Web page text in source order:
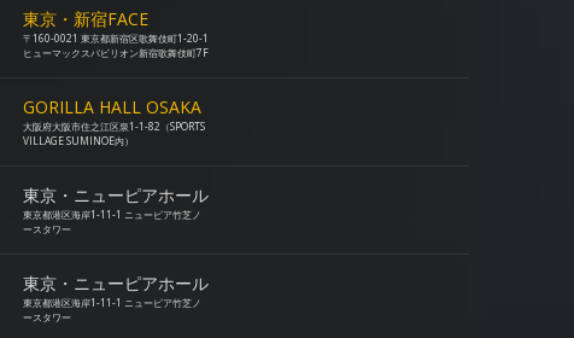
東京・新宿FACE
〒160-0021 東京都新宿区歌舞伎町1-20-1
ヒューマックスパビリオン新宿歌舞伎町7F
GORILLA HALL OSAKA
大阪府大阪市住之江区泉1-1-82（SPORTS
VILLAGE SUMINOE内）
東京・ニューピアホール
東京都港区海岸1-11-1 ニューピア竹芝ノ
ースタワー
東京・ニューピアホール
東京都港区海岸1-11-1 ニューピア竹芝ノ
ースタワー